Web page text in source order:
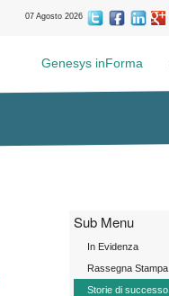
07 Agosto 2026
Genesys inForma
Sub Menu
In Evidenza
Rassegna Stampa
Storie di successo